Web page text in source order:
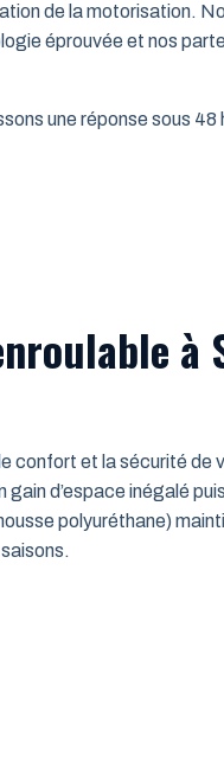
de la motorisation.
éprouvée et nos
une réponse sous
à
confort et la sécurité
d’espace inégalé
polyuréthane)